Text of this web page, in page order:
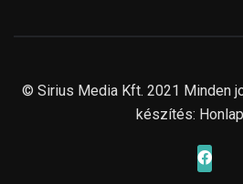
© Sirius Media Kft. 2021 Minden
készítés: